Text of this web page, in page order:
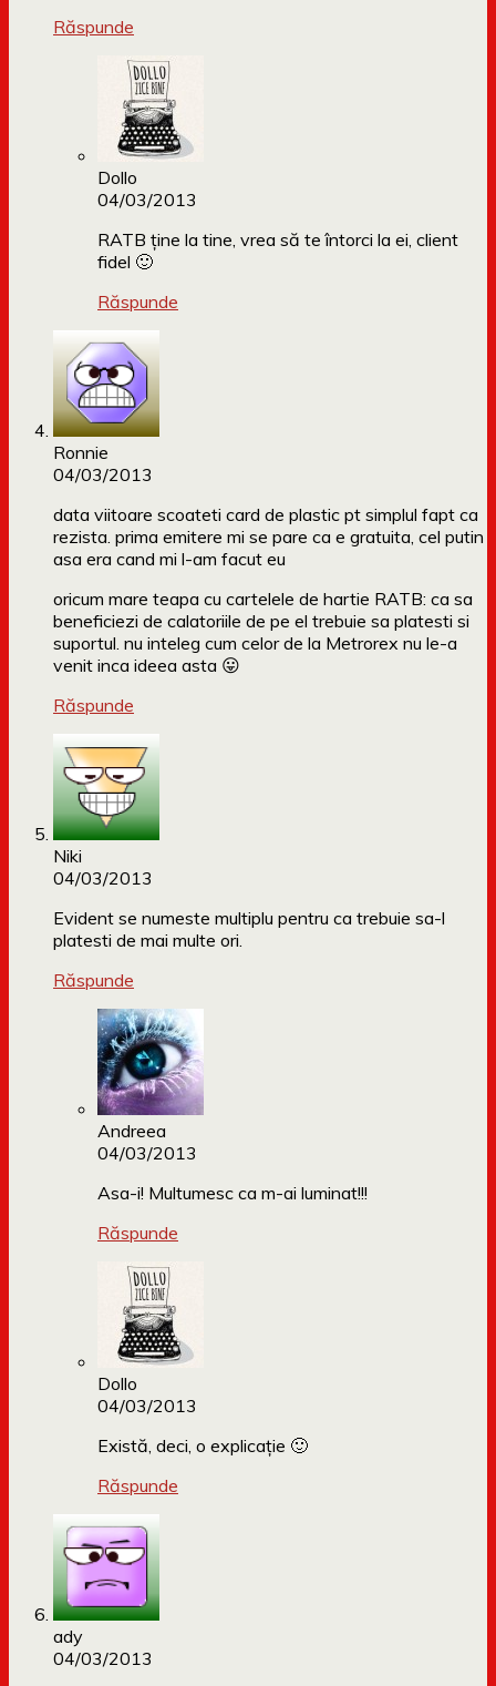
Răspunde
Dollo
04/03/2013
RATB ține la tine, vrea să te întorci la ei, client
fidel 🙂
Răspunde
Ronnie
04/03/2013
data viitoare scoateti card de plastic pt simplul fapt ca
rezista. prima emitere mi se pare ca e gratuita, cel putin
asa era cand mi l-am facut eu
oricum mare teapa cu cartelele de hartie RATB: ca sa
beneficiezi de calatoriile de pe el trebuie sa platesti si
suportul. nu inteleg cum celor de la Metrorex nu le-a
venit inca ideea asta 😛
Răspunde
Niki
04/03/2013
Evident se numeste multiplu pentru ca trebuie sa-l
platesti de mai multe ori.
Răspunde
Andreea
04/03/2013
Asa-i! Multumesc ca m-ai luminat!!!
Răspunde
Dollo
04/03/2013
Există, deci, o explicație 🙂
Răspunde
ady
04/03/2013